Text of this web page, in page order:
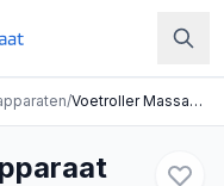
/ Voetroller Massageapparaat